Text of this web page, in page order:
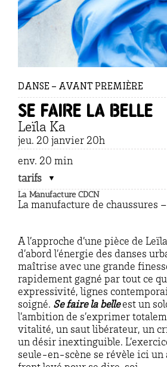
DANSE – AVANT PREMIÈRE
Se faire la belle
Leïla Ka
jeu. 20 janvier 20h
env. 20 min
tarifs
La Manufacture CDCN
La manufacture de chaussures
A l’approche d’une pièce de
d’abord l’énergie des danses
maîtrise avec une grande
rapidement gagné par tout ce
expressivité, lignes
soigné. Se faire la belle est un
l’ambition de s’exprimer
vitalité, un saut libérateur, un
un désir inextinguible.
seule-en-scène se révèle ici un